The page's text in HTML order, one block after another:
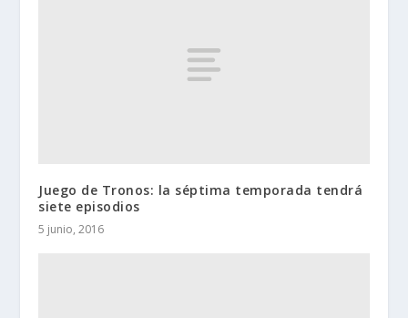
Juego de Tronos: la séptima temporada tendrá
siete episodios
5 junio, 2016